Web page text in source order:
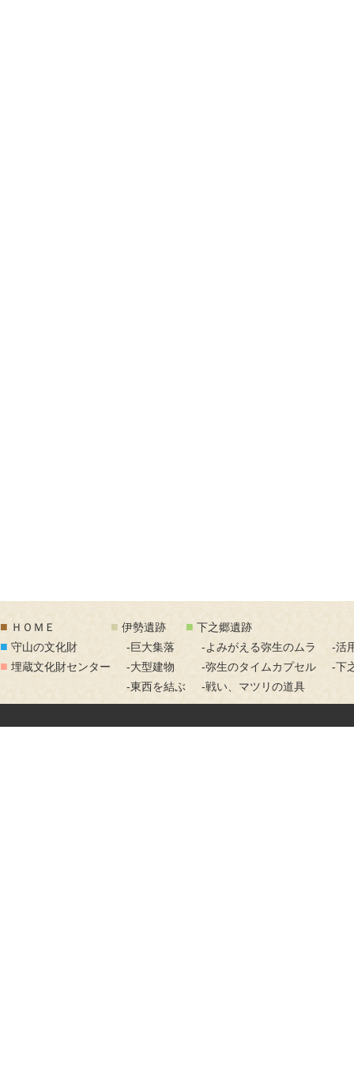
■ ＨＯＭＥ
■ 守山の文化財
■ 埋蔵文化財センター
■ 伊勢遺跡
-巨大集落
-大型建物
-東西を結ぶ
■ 下之郷遺跡
-よみがえる弥生のムラ
-弥生のタイムカプセル
-戦い、マツリの道具
-活
-下